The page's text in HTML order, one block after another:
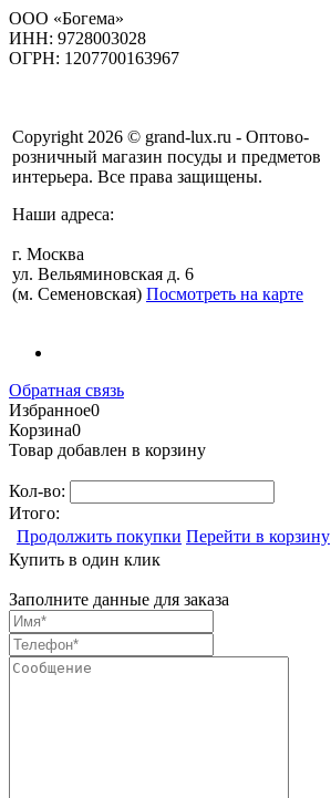
ООО «Богема»
ИНН: 9728003028
ОГРН: 1207700163967
Copyright 2026 © grand-lux.ru - Оптово-
розничный магазин посуды и предметов
интерьера. Все права защищены.
Наши адреса:
г. Москва
ул. Вельяминовская д. 6
(м. Семеновская) Посмотреть на карте
Обратная связь
Избранное0
Корзина0
Товар добавлен в корзину
Кол-во:
Итого:
Продолжить покупки Перейти в корзину
Купить в один клик
Заполните данные для заказа